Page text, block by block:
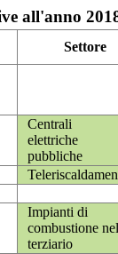
all'anno
Settore
Centrali
elettriche
pubbliche
Impianti di
combustione nel
terziario